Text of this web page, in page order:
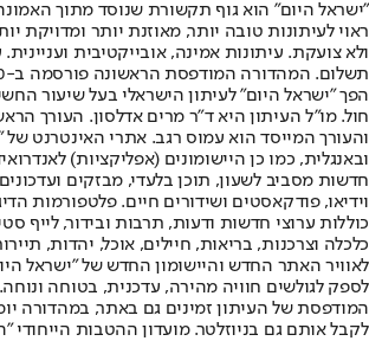
"ישראל היום" הוא גוף תקשורת שנוסד מתוך
ראוי לעיתונות טובה יותר, מאוזנת יותר ומדויקת
ולא צועקת. עיתונות אמינה, אובייקטיבית
הפך "ישראל היום" לעיתון הישראלי בעל שיעור
חול. מו"ל העיתון היא ד"ר מרים אדלסון. העורך
והעורך המייסד הוא עמוס רגב. אתרי האינטרנט
חדשות מסביב לשעון, תוכן בלעדי, מבזקים
וידיאו, פודקאסטים ושידורים חיים. פלטפורמות
כוללות ערוצי חדשות ודעות, תרבות ובידור, לייף
לאוויר האתר החדש והיישומון החדש של "ישראל
לספק לגולשים חוויה מהירה, עדכנית, בטוחה
המודפסת של העיתון זמינים גם באתר, במהדורה
לקבל אותם גם בניוזלטר. מועדון ההטבות הייחודי